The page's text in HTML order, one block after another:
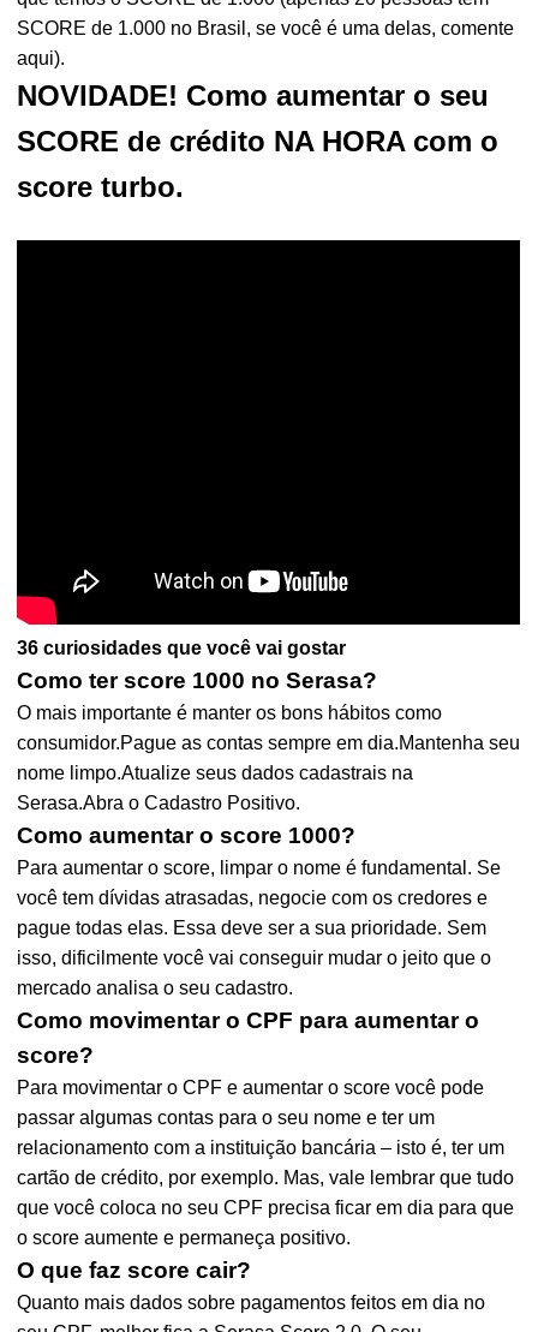
SCORE de 1.000 no Brasil, se você é uma delas, comente
aqui).
NOVIDADE! Como aumentar o seu
SCORE de crédito NA HORA com o
score turbo.
36 curiosidades que você vai gostar
Como ter score 1000 no Serasa?
O mais importante é manter os bons hábitos como
consumidor.Pague as contas sempre em dia.Mantenha seu
nome limpo.Atualize seus dados cadastrais na
Serasa.Abra o Cadastro Positivo.
Como aumentar o score 1000?
Para aumentar o score, limpar o nome é fundamental. Se
você tem dívidas atrasadas, negocie com os credores e
pague todas elas. Essa deve ser a sua prioridade. Sem
isso, dificilmente você vai conseguir mudar o jeito que o
mercado analisa o seu cadastro.
Como movimentar o CPF para aumentar o
score?
Para movimentar o CPF e aumentar o score você pode
passar algumas contas para o seu nome e ter um
relacionamento com a instituição bancária – isto é, ter um
cartão de crédito, por exemplo. Mas, vale lembrar que tudo
que você coloca no seu CPF precisa ficar em dia para que
o score aumente e permaneça positivo.
O que faz score cair?
Quanto mais dados sobre pagamentos feitos em dia no